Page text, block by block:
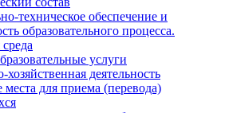
техническое обеспечение и
образовательного процесса.
услуги
деятельность
для приема (перевода)